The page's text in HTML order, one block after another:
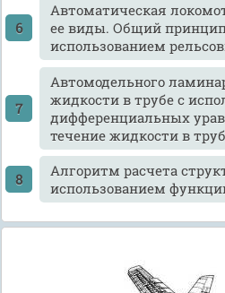
Автоматическая
ее виды. Общий
использованием
Автомодельного
жидкости в трубе с
дифференциальных
течение жидкости в
Алгоритм расчета
использованием